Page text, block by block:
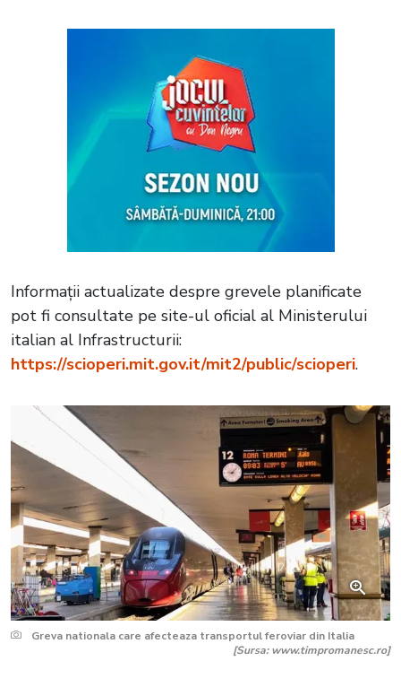
Informații actualizate despre grevele planificate
pot fi consultate pe site-ul oficial al Ministerului
italian al Infrastructurii:
https://scioperi.mit.gov.it/mit2/public/scioperi.
Greva nationala care afecteaza transportul feroviar din Italia
[Sursa: www.timpromanesc.ro]